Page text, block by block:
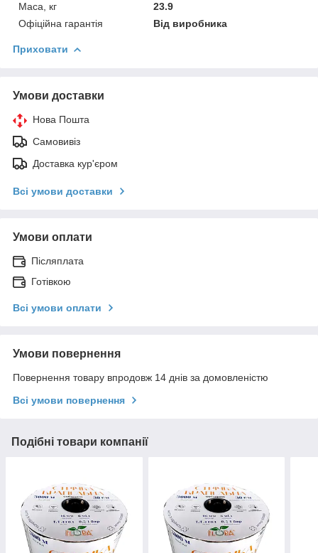
Маса, кг
23.9
Офіційна гарантія
Від виробника
Приховати
Умови доставки
Нова Пошта
Самовивіз
Доставка кур'єром
Всі умови доставки
Умови оплати
Післяплата
Готівкою
Всі умови оплати
Умови повернення
Повернення товару впродовж 14 днів за домовленістю
Всі умови повернення
Подібні товари компанії